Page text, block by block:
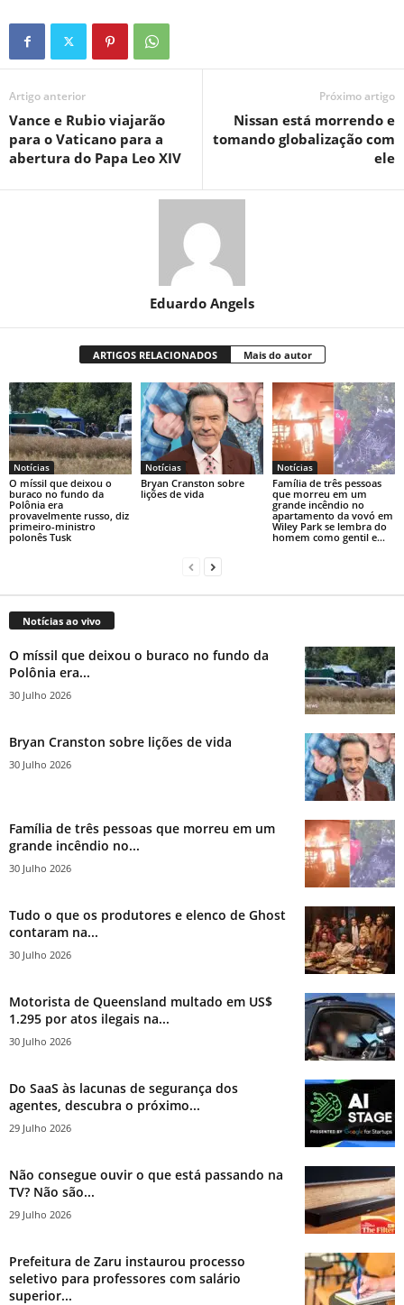
Artigo anterior
Vance e Rubio viajarão
para o Vaticano para a
abertura do Papa Leo XIV
Próximo artigo
Nissan está morrendo e
tomando globalização com
ele
Eduardo Angels
ARTIGOS RELACIONADOS Mais do autor
Notícias
O míssil que deixou o
buraco no fundo da
Polônia era
provavelmente russo, diz
primeiro-ministro
polonês Tusk
Notícias
Bryan Cranston sobre
lições de vida
Notícias
Família de três pessoas
que morreu em um
grande incêndio no
apartamento da vovó em
Wiley Park se lembra do
homem como gentil e...
Notícias ao vivo
O míssil que deixou o buraco no fundo da
Polônia era...
30 Julho 2026
Bryan Cranston sobre lições de vida
30 Julho 2026
Família de três pessoas que morreu em um
grande incêndio no...
30 Julho 2026
Tudo o que os produtores e elenco de Ghost
contaram na...
30 Julho 2026
Motorista de Queensland multado em US$
1.295 por atos ilegais na...
30 Julho 2026
Do SaaS às lacunas de segurança dos
agentes, descubra o próximo...
29 Julho 2026
Não consegue ouvir o que está passando na
TV? Não são...
29 Julho 2026
Prefeitura de Zaru instaurou processo
seletivo para professores com salário
superior...